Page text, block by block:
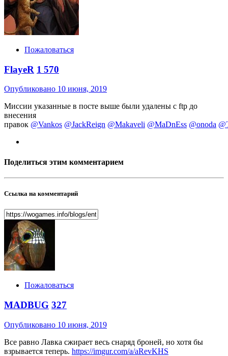
Пожаловаться
FlayeR 1 570
Опубликовано 10 июня, 2019
Миссии указанные в посте выше были удалены с ftp до
внесения
правок @Vankos @JackReign @Makaveli @MaDnEss @onoda
Поделиться этим комментарием
Ссылка на комментарий
Пожаловаться
MADBUG 327
Опубликовано 10 июня, 2019
Все равно Лавка сжирает весь снаряд броней, но хотя бы
взрывается теперь. https://imgur.com/a/aRevKHS